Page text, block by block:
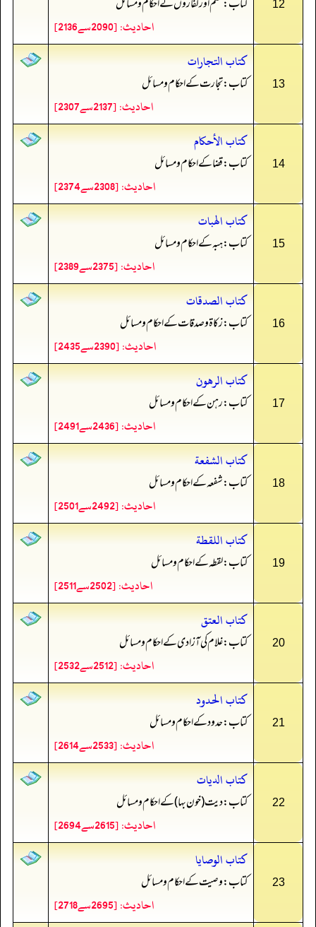
12
احادیث: [2090سے2136]
13
كتاب التجارات
کتاب: تجارت کے احکام و مسائل
احادیث: [2137سے2307]
14
كتاب الأحكام
کتاب: قضا کے احکام و مسائل
احادیث: [2308سے2374]
15
كتاب الهبات
کتاب: ہبہ کے احکام و مسائل
احادیث: [2375سے2389]
16
كتاب الصدقات
کتاب: زکاۃ و صدقات کے احکام و مسائل
احادیث: [2390سے2435]
17
كتاب الرهون
کتاب: رہن کے احکام و مسائل
احادیث: [2436سے2491]
18
كتاب الشفعة
کتاب: شفعہ کے احکام و مسائل
احادیث: [2492سے2501]
19
كتاب اللقطة
کتاب: لقطہ کے احکام و مسائل
احادیث: [2502سے2511]
20
كتاب العتق
کتاب: غلام کی آ زادی کے احکام و مسائل
احادیث: [2512سے2532]
21
كتاب الحدود
کتاب: حدود کے احکام و مسائل
احادیث: [2533سے2614]
22
كتاب الديات
کتاب: دیت (خون بہا) کے احکام و مسائل
احادیث: [2615سے2694]
23
كتاب الوصايا
کتاب: وصیت کے احکام و مسائل
احادیث: [2695سے2718]